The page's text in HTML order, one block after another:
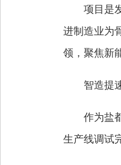
项目是
进制造业为
领，聚焦新
智造提
作为盐
生产线调试